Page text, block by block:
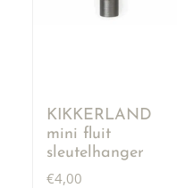
KIKKERLAND
mini fluit
sleutelhanger
€4,00